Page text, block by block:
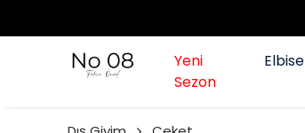
Yeni
Sezon
Elbise